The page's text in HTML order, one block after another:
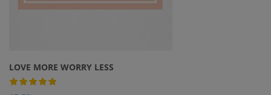
LOVE MORE WORRY LESS